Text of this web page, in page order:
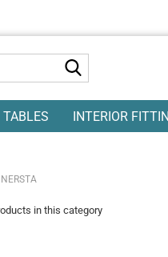
TABLES INTERIOR
in this category